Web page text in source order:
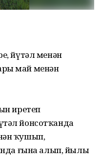
йүтәл менән
май менән
иретеп
йонсотҡанда
ҡушып,
ғына алып, йылы